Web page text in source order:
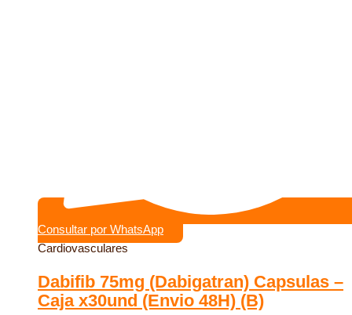
Consultar por WhatsApp
Cardiovasculares
Dabifib 75mg (Dabigatran) Capsulas –
Caja x30und (Envio 48H) (B)